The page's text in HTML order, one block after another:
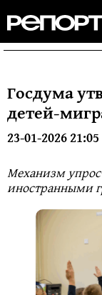
Госдума
23-01-2026 21:05
Механизм
иностранными